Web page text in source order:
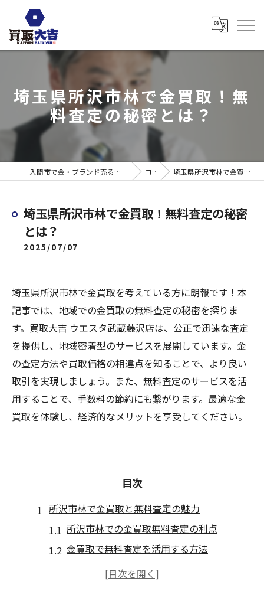
埼玉県所沢市林で金買取！無
料査定の秘密とは？
入間市で金・ブランド売るなら買取大吉 ウエスタ武蔵藤沢店 コラム 埼玉県所沢市林で金買取！無料査定の秘密とは？
埼玉県所沢市林で金買取！無料査定の秘密
とは？
2025/07/07
埼玉県所沢市林で金買取を考えている方に朗報です！本
記事では、地域での金買取の無料査定の秘密を探りま
す。買取大吉 ウエスタ武蔵藤沢店は、公正で迅速な査定
を提供し、地域密着型のサービスを展開しています。金
の査定方法や買取価格の相違点を知ることで、より良い
取引を実現しましょう。また、無料査定のサービスを活
用することで、手数料の節約にも繋がります。最適な金
買取を体験し、経済的なメリットを享受してください。
目次
所沢市林で金買取と無料査定の魅力
所沢市林での金買取無料査定の利点
金買取で無料査定を活用する方法
所沢市林の金買取で手数料を節約